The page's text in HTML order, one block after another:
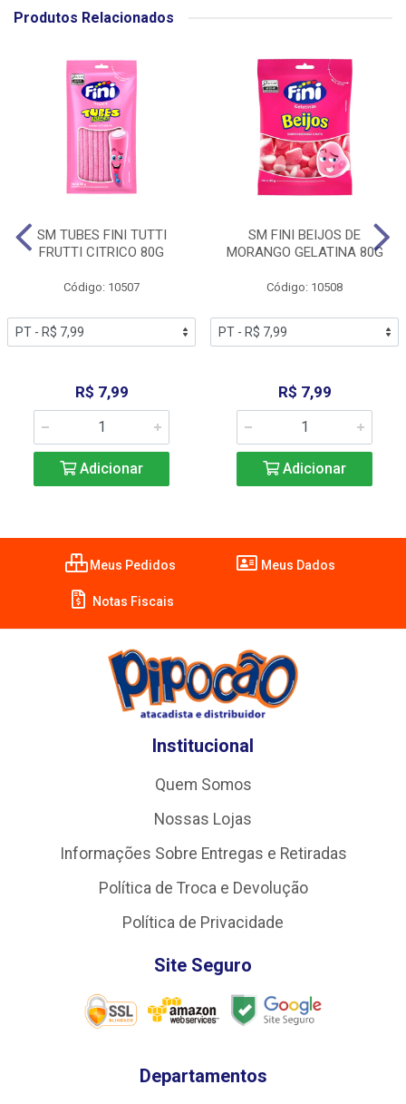
Produtos Relacionados
SM TUBES FINI TUTTI
FRUTTI CITRICO 80G
Código: 10507
R$ 7,99
Adicionar
SM FINI BEIJOS DE
MORANGO GELATINA 80G
Código: 10508
R$ 7,99
Adicionar
Meus Pedidos Meus Dados
Notas Fiscais
Institucional
Quem Somos
Nossas Lojas
Informações Sobre Entregas e Retiradas
Política de Troca e Devolução
Política de Privacidade
Site Seguro
Departamentos